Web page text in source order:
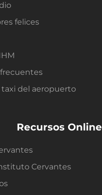
felices
taxi del aeropuerto
Recursos Online
Cervantes